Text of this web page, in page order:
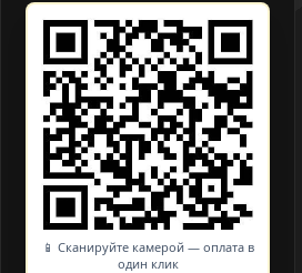
📱 Сканируйте камерой — оплата в
один клик